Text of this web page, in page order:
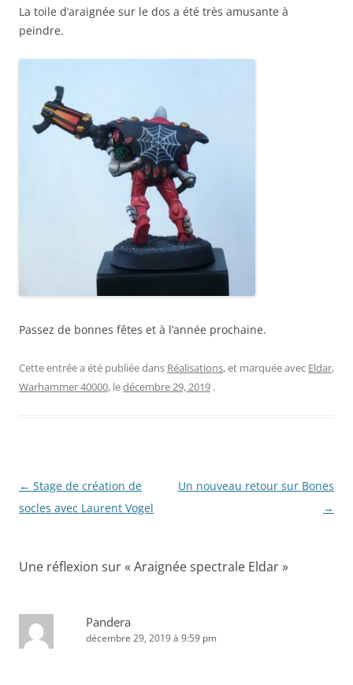
La toile d’araignée sur le dos a été très amusante à
peindre.
Passez de bonnes fêtes et à l’année prochaine.
Cette entrée a été publiée dans Réalisations, et marquée avec Eldar,
Warhammer 40000, ledécembre 29, 2019 .
Navigation
des
← Stage de création de
socles avec Laurent Vogel
Un nouveau retour sur Bones
→
Une réflexion sur « Araignée spectrale Eldar»
Pandera
décembre 29, 2019 à 9:59 pm